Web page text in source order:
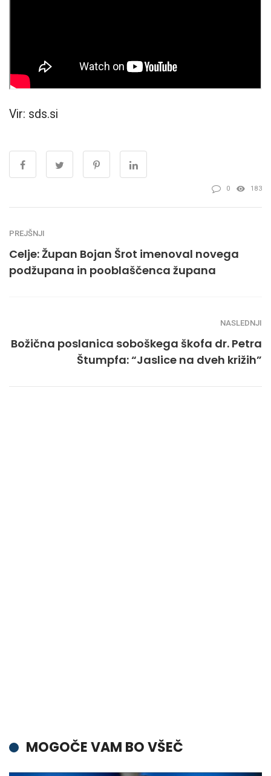
Vir: sds.si
0 183
PREJŠNJI
Celje: Župan Bojan Šrot imenoval novega
podžupana in pooblaščenca župana
NASLEDNJI
Božična poslanica soboškega škofa dr. Petra
Štumpfa: “Jaslice na dveh križih”
MOGOČE VAM BO VŠEČ